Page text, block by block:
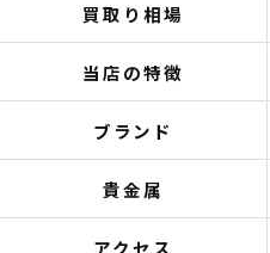
買取り相場
当店の特徴
ブランド
貴金属
アクセス